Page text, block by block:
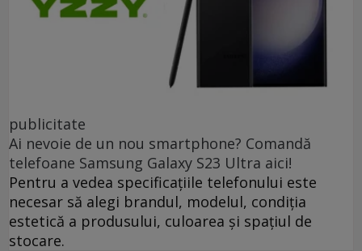
publicitate
Ai nevoie de un nou smartphone? Comandă
telefoane Samsung Galaxy S23 Ultra aici!
Pentru a vedea specificațiile telefonului este
necesar să alegi brandul, modelul, condiția
estetică a produsului, culoarea și spațiul de
stocare.